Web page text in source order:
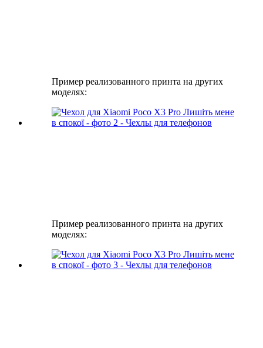
Пример реализованного принта на других
моделях:
Пример реализованного принта на других
моделях: